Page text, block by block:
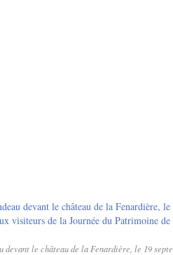
devant le château de la Fenardière, le 19